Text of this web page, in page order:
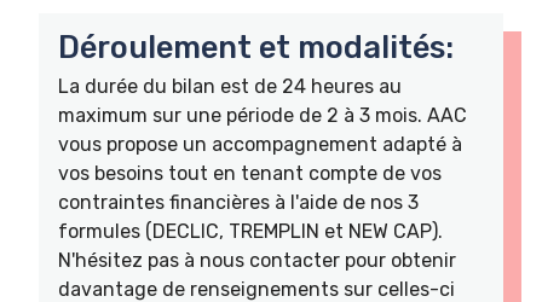
Déroulement et modalités:
La durée du bilan est de 24 heures au
maximum sur une période de 2 à 3 mois. AAC
vous propose un accompagnement adapté à
vos besoins tout en tenant compte de vos
contraintes financières à l'aide de nos 3
formules (DECLIC, TREMPLIN et NEW CAP).
N'hésitez pas à nous contacter pour obtenir
davantage de renseignements sur celles-ci